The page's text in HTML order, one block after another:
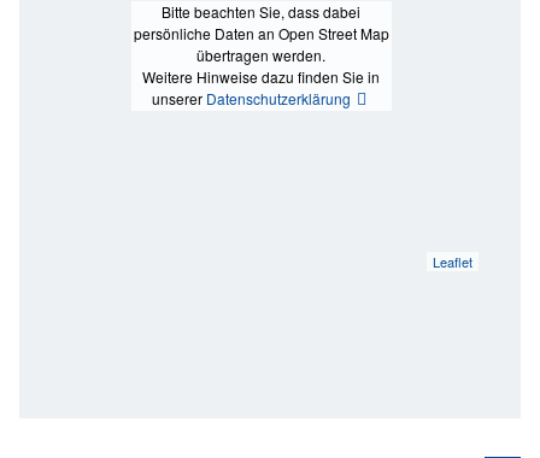
Bitte beachten Sie, dass dabei
persönliche Daten an Open Street Map
übertragen werden.
Weitere Hinweise dazu finden Sie in
unserer Datenschutzerklärung
Leaflet